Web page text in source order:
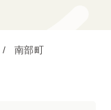
/ 南部町